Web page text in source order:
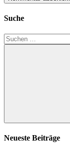
Suche
Suchen
nach:
Neueste Beiträge